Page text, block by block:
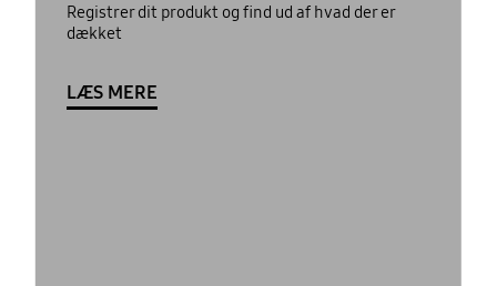
Registrer dit produkt og find ud af hvad der er
dækket
LÆS MERE